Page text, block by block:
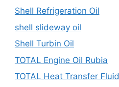
Shell Refrigeration Oil
shell slideway oil
Shell Turbin Oil
TOTAL Engine Oil Rubia
TOTAL Heat Transfer Fluid